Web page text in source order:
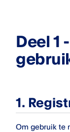
Deel 1
1.
Om gebruik te